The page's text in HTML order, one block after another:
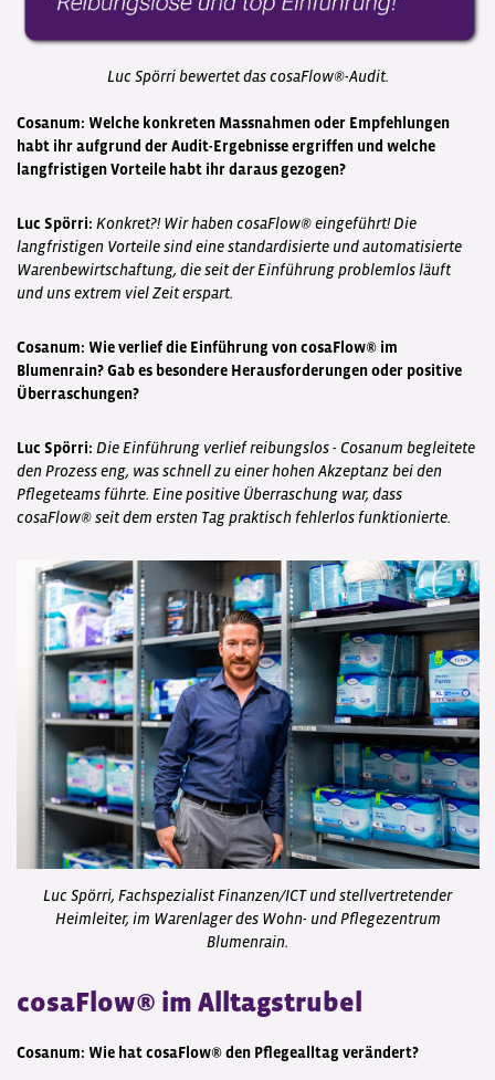
Luc Spörri bewertet das cosaFlow®-Audit.
Cosanum: Welche konkreten Massnahmen oder Empfehlungen
habt ihr aufgrund der Audit-Ergebnisse ergriffen und welche
langfristigen Vorteile habt ihr daraus gezogen?
Luc Spörri: Konkret?! Wir haben cosaFlow® eingeführt! Die
langfristigen Vorteile sind eine standardisierte und automatisierte
Warenbewirtschaftung, die seit der Einführung problemlos läuft
und uns extrem viel Zeit erspart.
Cosanum: Wie verlief die Einführung von cosaFlow® im
Blumenrain? Gab es besondere Herausforderungen oder positive
Überraschungen?
Luc Spörri: Die Einführung verlief reibungslos - Cosanum begleitete
den Prozess eng, was schnell zu einer hohen Akzeptanz bei den
Pflegeteams führte. Eine positive Überraschung war, dass
cosaFlow® seit dem ersten Tag praktisch fehlerlos funktionierte.
Luc Spörri, Fachspezialist Finanzen/ICT und stellvertretender
Heimleiter, im Warenlager des Wohn- und Pflegezentrum
Blumenrain.
cosaFlow® im Alltagstrubel
Cosanum: Wie hat cosaFlow® den Pflegealltag verändert?